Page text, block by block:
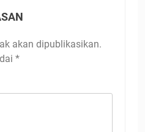
akan dipublikasikan.
*